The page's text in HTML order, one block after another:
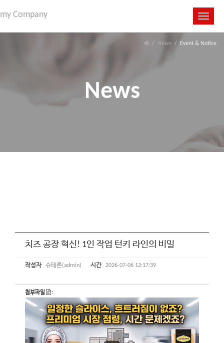
Toggle
my Company
News Event & Notice
News
치즈 공장 혁신! 1인 작업 턴키 라인의 비밀
작성자 슈테른(admin) 시간 2026-07-06 12:17:39
첨부파일 :